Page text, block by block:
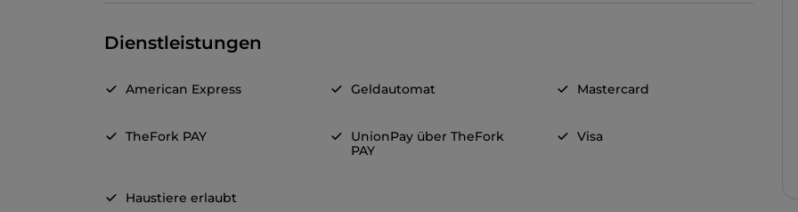
Dienstleistungen
American Express Geldautomat Mastercard
TheFork PAY
UnionPay über TheFork
PAY
Visa
Haustiere erlaubt